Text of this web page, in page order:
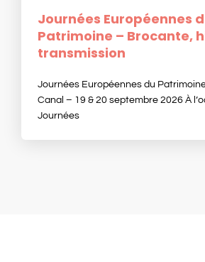
Journées Européennes
Patrimoine – Brocante,
transmission
Journées Européennes du
Canal – 19 & 20 septembre 2026 À
Journées